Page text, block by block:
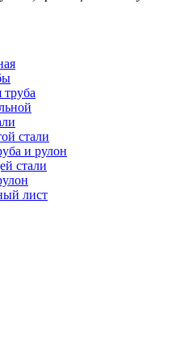
труба
стали
и рулон
стали
лист